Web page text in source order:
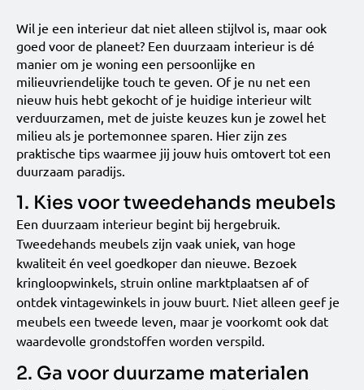
Wil je een interieur dat niet alleen stijlvol is, maar ook
goed voor de planeet? Een duurzaam interieur is dé
manier om je woning een persoonlijke en
milieuvriendelijke touch te geven. Of je nu net een
nieuw huis hebt gekocht of je huidige interieur wilt
verduurzamen, met de juiste keuzes kun je zowel het
milieu als je portemonnee sparen. Hier zijn zes
praktische tips waarmee jij jouw huis omtovert tot een
duurzaam paradijs.
1. Kies voor tweedehands meubels
Een duurzaam interieur begint bij hergebruik.
Tweedehands meubels zijn vaak uniek, van hoge
kwaliteit én veel goedkoper dan nieuwe. Bezoek
kringloopwinkels, struin online marktplaatsen af of
ontdek vintagewinkels in jouw buurt. Niet alleen geef je
meubels een tweede leven, maar je voorkomt ook dat
waardevolle grondstoffen worden verspild.
2. Ga voor duurzame materialen